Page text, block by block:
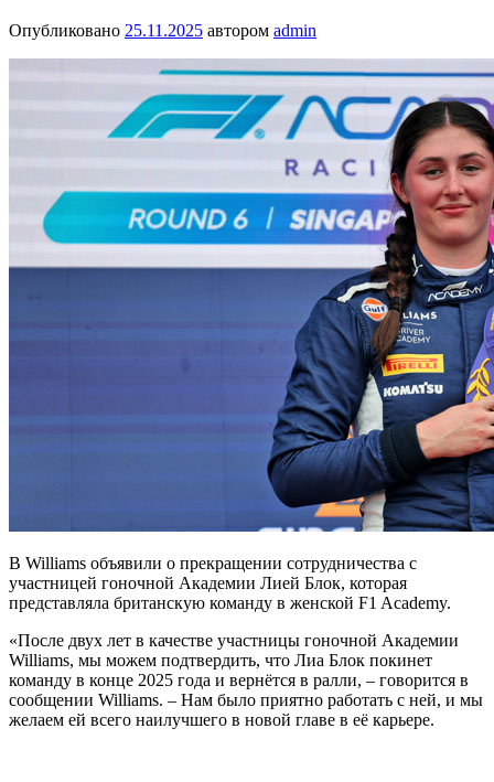
Опубликовано 25.11.2025 автором admin
В Williams объявили о прекращении сотрудничества с
участницей гоночной Академии Лией Блок, которая
представляла британскую команду в женской F1 Academy.
«После двух лет в качестве участницы гоночной Академии
Williams, мы можем подтвердить, что Лиа Блок покинет
команду в конце 2025 года и вернётся в ралли, – говорится в
сообщении Williams. – Нам было приятно работать с ней, и мы
желаем ей всего наилучшего в новой главе в её карьере.